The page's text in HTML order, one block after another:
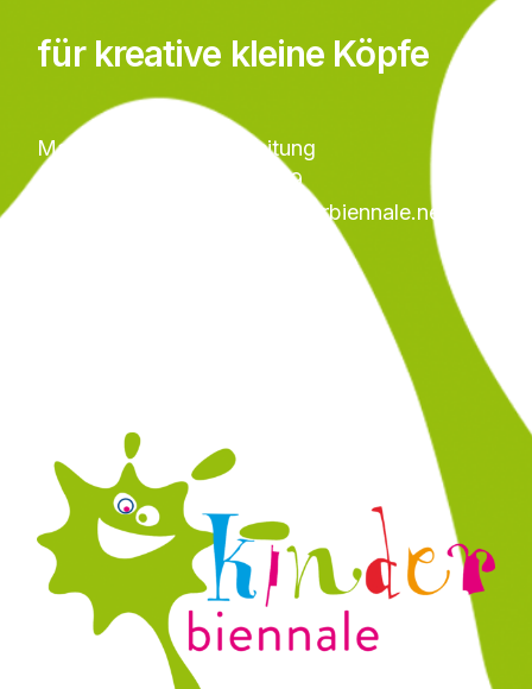
für kreative kleine Köpfe
Margit Bäurle, Projektleitung
Telefon 0157 / 87 60 08 29
E-Mail margit.baeurle@kinderbiennale.net
Kinder-Biennale